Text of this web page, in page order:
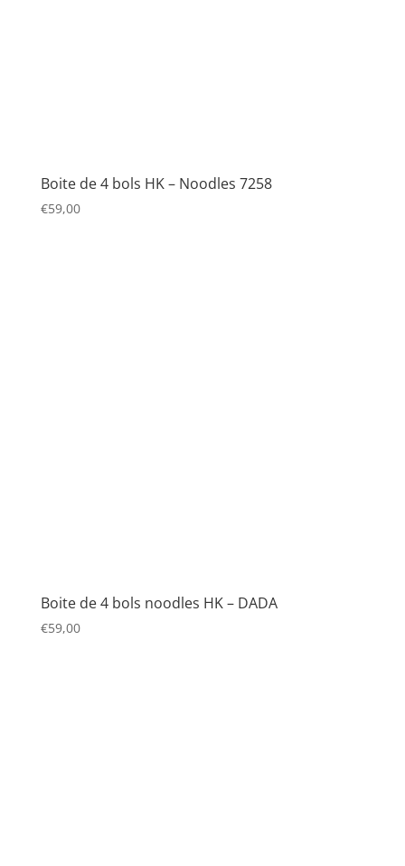
Boite de 4 bols HK – Noodles 7258
€59,00
Boite de 4 bols noodles HK – DADA
€59,00